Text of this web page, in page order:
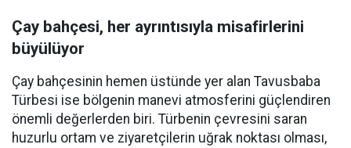
Çay bahçesi, her ayrıntısıyla misafirlerini
büyülüyor
Çay bahçesinin hemen üstünde yer alan Tavusbaba
Türbesi ise bölgenin manevi atmosferini güçlendiren
önemli değerlerden biri. Türbenin çevresini saran
huzurlu ortam ve ziyaretçilerin uğrak noktası olması,